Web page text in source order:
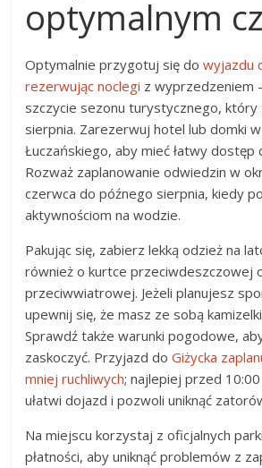
optymalnym
Optymalnie przygotuj się dowyjazdu
rezerwując noclegi z wyprzedzeniem
szczycie sezonu turystycznego, który
sierpnia. Zarezerwuj hotel lub domki w
Łuczańskiego, aby mieć łatwy dostęp
Rozważ zaplanowanie odwiedzin w
czerwca do późnego sierpnia, kiedy
aktywnościom na wodzie.
Pakując się, zabierz lekką odzież na
również o kurtce przeciwdeszczowej
przeciwwiatrowej. Jeżeli planujesz
upewnij się, że masz ze sobą
Sprawdź także warunki pogodowe,
zaskoczyć. Przyjazd doGiżycka
mniej ruchliwych; najlepiej przed
ułatwi dojazd i pozwoli uniknąć
Na miejscu korzystaj z oficjalnych
płatności, aby uniknąć problemów z